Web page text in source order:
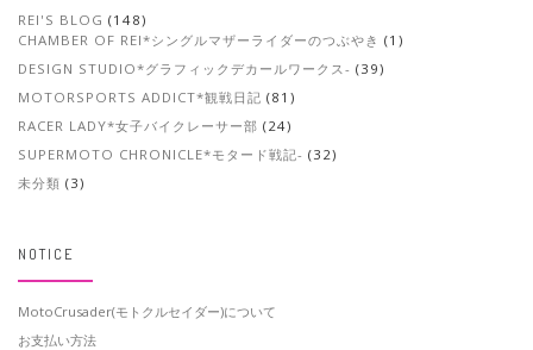
REI'S BLOG (148)
CHAMBER OF REI*シングルマザーライダーのつぶやき (1)
DESIGN STUDIO*グラフィックデカールワークス- (39)
MOTORSPORTS ADDICT*観戦日記 (81)
RACER LADY*女子バイクレーサー部 (24)
SUPERMOTO CHRONICLE*モタード戦記- (32)
未分類 (3)
NOTICE
MotoCrusader(モトクルセイダー)について
お支払い方法